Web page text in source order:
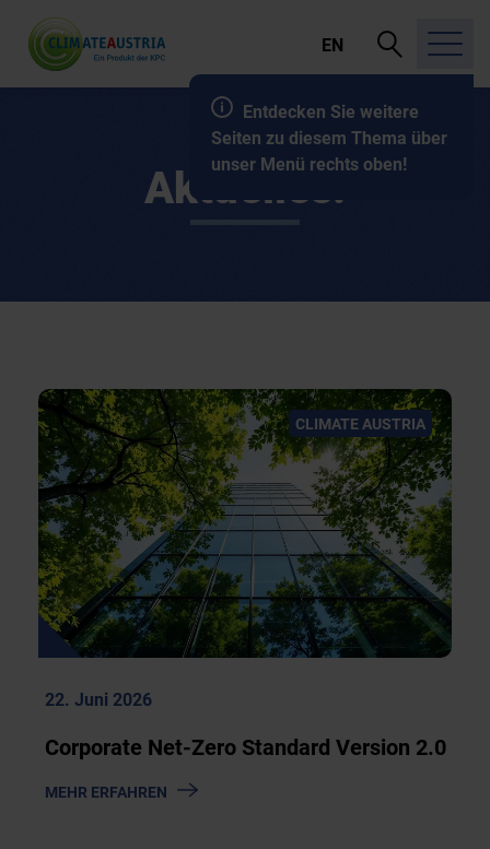
Entdecken Sie weitere
Seiten zu diesem Thema über
unser Menü rechts oben!
EN
Suche
öffnen
Aktuelles.
Corporate Net-Zero Standard Version 2.0
22. Juni 2026
MEHR ERFAHRENZ
CLIMATE AUSTRIA